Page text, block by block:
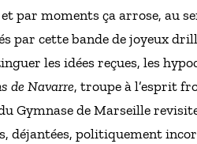
par moments ça arrose, au
par cette bande de joyeux
les idées reçues, les
de Navarre, troupe à l’esprit
Gymnase de Marseille
déjantées, politiquement